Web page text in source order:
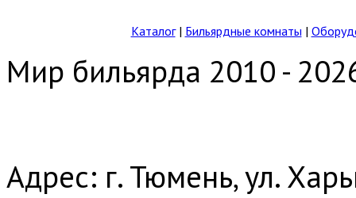
Каталог| Бильярдные комнаты |
Мир бильярда 2010 -
Адрес: г. Тюмень, ул.